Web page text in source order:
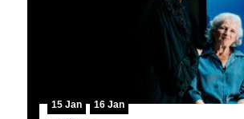
15 Jan 16 Jan